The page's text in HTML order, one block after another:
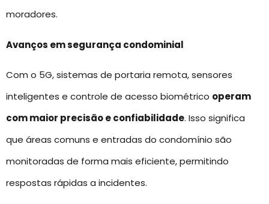
moradores.
Avanços em segurança condominial
Com o 5G, sistemas de portaria remota, sensores
inteligentes e controle de acesso biométrico operam
com maior precisão e confiabilidade. Isso significa
que áreas comuns e entradas do condomínio são
monitoradas de forma mais eficiente, permitindo
respostas rápidas a incidentes.